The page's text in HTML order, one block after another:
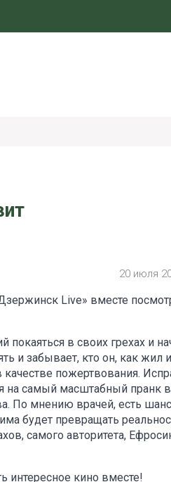
20 июля
Live» вместе
в своих грехах и
и забывает, кто он, как жил
пожертвования.
на самый масштабный пранк
По мнению врачей, есть
будет превращать
самого авторитета,
интересное кино вместе!